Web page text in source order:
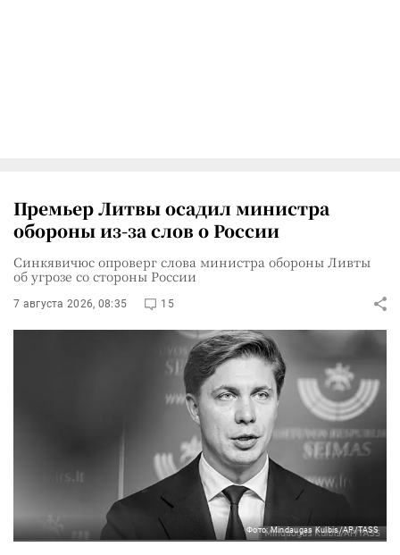
Премьер Литвы осадил министра
обороны из-за слов о России
Синкявичюс опроверг слова министра обороны Ливты
об угрозе со стороны России
7 августа 2026, 08:35 15
Фото: Mindaugas Kulbis/AP/TASS